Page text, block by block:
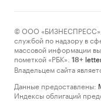
© ООО «БИЗНЕСПРЕСС»,
службой по надзору в
массовой информации
пометкой «РБК».
18+
Владельцем сайта
Данные предоставлены:
Индексы облигаций